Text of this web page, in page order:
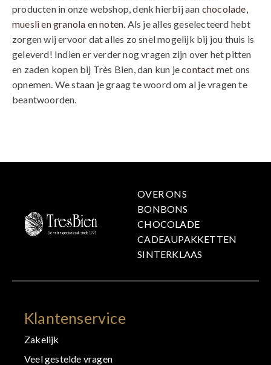
producten in onze webshop, denk hierbij aan chocolade,
muesli en granola ennoten. Als je alles geselecteerd hebt
zorgen wij ervoor dat alles zo snel mogelijk bij jou thuis is
geleverd! Indien er verder nog vragen zijn over het pitten
en zaden kopen bij Très Bien, dan kun jecontact met ons
opnemen. We staan je graag te woord om al je vragen te
beantwoorden.
OVER ONS
BONBONS
CHOCOLADE
CADEAUPAKKETTEN
SINTERKLAAS
Klantenservice
Zakelijk
Veel gestelde vragen